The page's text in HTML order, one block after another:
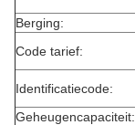
Berging:
Code tarief:
Identificatiecode:
Geheugencapaciteit: